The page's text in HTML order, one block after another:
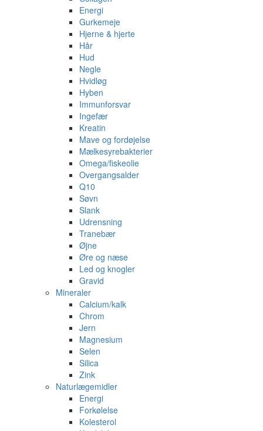
Energi
Gurkemeje
Hjerne & hjerte
Hår
Hud
Negle
Hvidløg
Hyben
Immunforsvar
Ingefær
Kreatin
Mave og fordøjelse
Mælkesyrebakterier
Omega/fiskeolie
Overgangsalder
Q10
Søvn
Slank
Udrensning
Tranebær
Øjne
Øre og næse
Led og knogler
Gravid
Mineraler
Calcium/kalk
Chrom
Jern
Magnesium
Selen
Silica
Zink
Naturlægemidler
Energi
Forkølelse
Kolesterol